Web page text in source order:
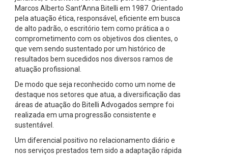
Marcos Alberto Sant’Anna Bitelli em 1987. Orientado
pela atuação ética, responsável, eficiente em busca
de alto padrão, o escritório tem como prática a o
comprometimento com os objetivos dos clientes, o
que vem sendo sustentado por um histórico de
resultados bem sucedidos nos diversos ramos de
atuação profissional.
De modo que seja reconhecido como um nome de
destaque nos setores que atua, a diversificação das
áreas de atuação do Bitelli Advogados sempre foi
realizada em uma progressão consistente e
sustentável.
Um diferencial positivo no relacionamento diário e
nos serviços prestados tem sido a adaptação rápida